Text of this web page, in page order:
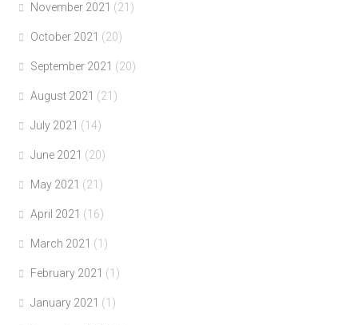
November 2021 (21)
October 2021 (20)
September 2021 (20)
August 2021 (21)
July 2021 (14)
June 2021 (20)
May 2021 (21)
April 2021 (16)
March 2021 (1)
February 2021 (1)
January 2021 (1)